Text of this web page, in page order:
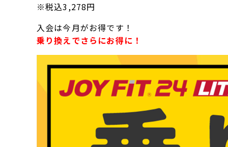
※税込3,278円
入会は今月がお得です！
乗り換えでさらにお得に！